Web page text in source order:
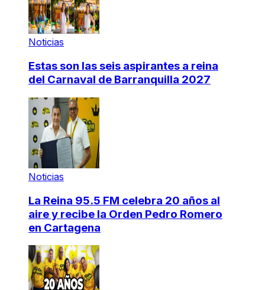
Noticias
Estas son las seis aspirantes a reina
del Carnaval de Barranquilla 2027
Noticias
La Reina 95.5 FM celebra 20 años al
aire y recibe la Orden Pedro Romero
en Cartagena